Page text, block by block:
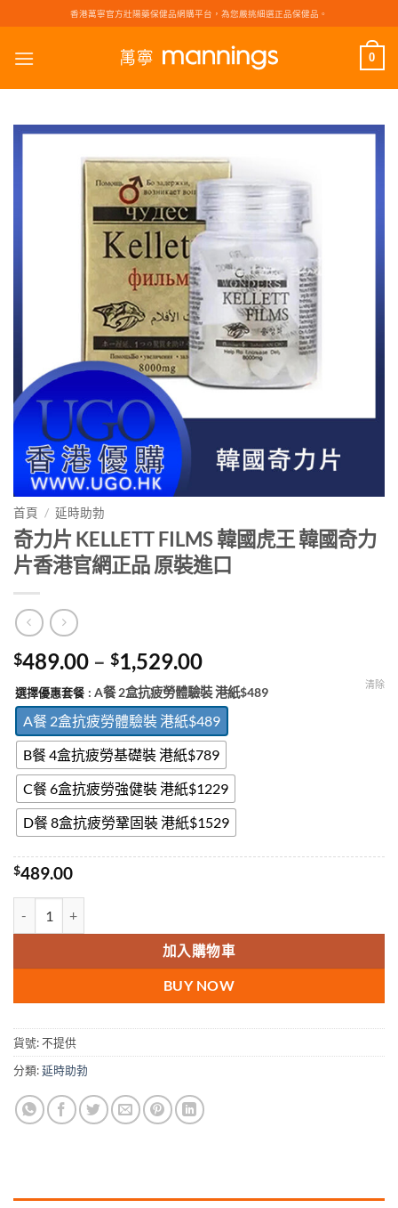
to
content
香港萬寧官方壯陽藥保健品網購平台，為您嚴挑細選正品保健品。
0
首頁 / 延時助勃
奇力片 KELLETT FILMS 韓國虎王 韓國奇力
片香港官網正品 原裝進口
$489.00 – $1,529.00Price
range:
$489.00
through
$1,529.00
選擇優惠套餐 : A餐 2盒抗疲勞體驗裝 港紙$489
A餐 2盒抗疲勞體驗裝 港紙$489
B餐 4盒抗疲勞基礎裝 港紙$789
C餐 6盒抗疲勞強健裝 港紙$1229
D餐 8盒抗疲勞鞏固裝 港紙$1529
清除
$489.00
加入購物車
BUY NOW
貨號:不提供
分類:延時助勃